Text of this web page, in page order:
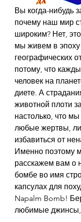
Вы когда-нибудь
почему наш мир
широким? Нет,
мы живем в эпоху
географических
потому, что
человек на
диете. А
животной плоти
настолько, что
любые жертвы,
избавиться от
Именно поэтому
расскажем вам о
бомбе во имя
капсулах для
Napalm Bomb!
любимые